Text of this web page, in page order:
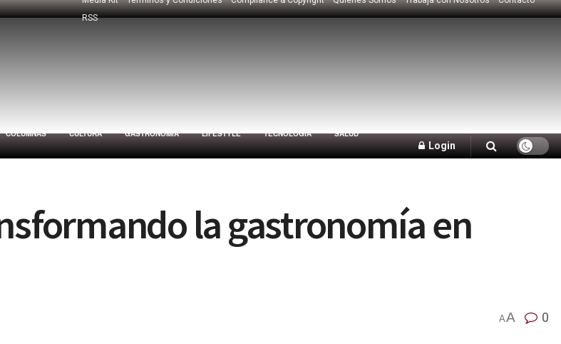
RSS
COLUMNAS CULTURA GASTRONOMÍA LIFESTYLE TECNOLOGÍA SALUD
Login
la gastronomía en
AA 0